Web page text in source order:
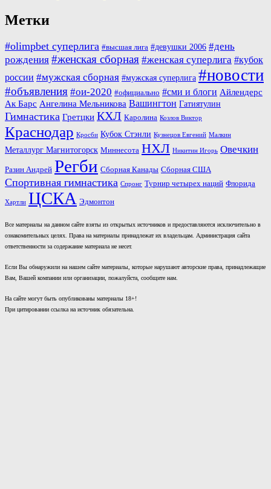
Метки
#olimpbet суперлига #высшая лига #девушки 2006 #день
рождения #женская сборная #женская суперлига #кубок
россии #мужская сборная #мужская суперлига #новости
#объявления #ои-2020 #официально #сми и блоги Айлендерс
Ак Барс Ангелина Мельникова Вашингтон Гатиятулин
Гимнастика Гретцки КХЛ Каролина Козлов Виктор
Краснодар Кросби Кубок Стэнли Кузнецов Евгений Малкин
Металлург Магнитогорск Миннесота НХЛ Никитин Игорь Овечкин
Разин Андрей Регби Сборная Канады Сборная США
Спортивная гимнастика Спронг Турнир четырех наций Флорида
Хартли ЦСКА Эдмонтон
Все материалы на данном сайте взяты из открытых источников и предоставляются исключительно в
ознакомительных целях. Права на материалы принадлежат их владельцам. Администрация сайта
ответственности за содержание материала не несет.
Если Вы обнаружили на нашем сайте материалы, которые нарушают авторские права, принадлежащие
Вам, Вашей компании или организации, пожалуйста, сообщите нам.
На сайте могут быть опубликованы материалы 18+!
При цитировании ссылка на источник обязательна.